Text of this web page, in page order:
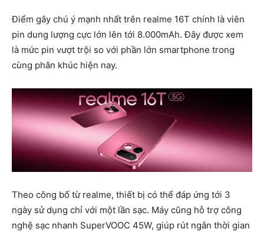
Điểm gây chú ý mạnh nhất trên realme 16T chính là viên
pin dung lượng cực lớn lên tới 8.000mAh. Đây được xem
là mức pin vượt trội so với phần lớn smartphone trong
cùng phân khúc hiện nay.
Theo công bố từ realme, thiết bị có thể đáp ứng tới 3
ngày sử dụng chỉ với một lần sạc. Máy cũng hỗ trợ công
nghệ sạc nhanh SuperVOOC 45W, giúp rút ngắn thời gian